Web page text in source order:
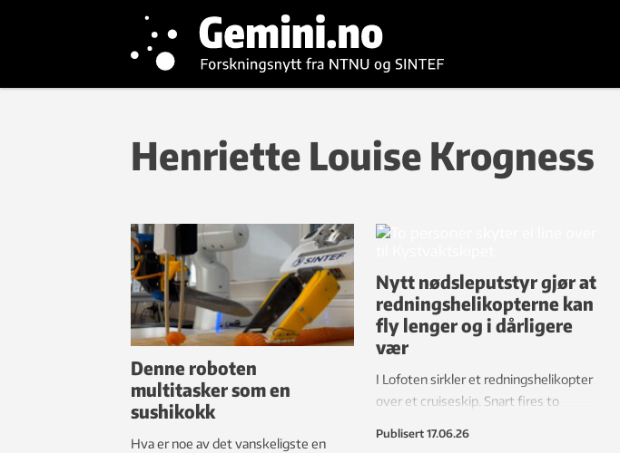
Henriette Louise Krogness
Denne roboten
multitasker som en
sushikokk
Hva er noe av det vanskeligste en
Nytt nødsleputstyr gjør at
redningshelikopterne kan
fly lenger og i dårligere
vær
I Lofoten sirkler et redningshelikopter
over et cruiseskip. Snart fires to
Publisert 17.06.26